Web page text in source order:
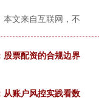
文来自互联网，不
票配资的合规边界
账户风控实践看数